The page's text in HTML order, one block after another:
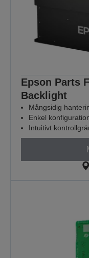
Epson Parts
Backlight
Mångsidig
Enkel
Intuitivt